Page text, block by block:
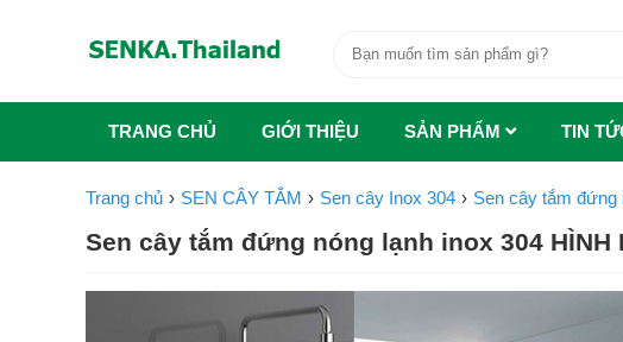
TRANG CHỦ GIỚI THIỆU SẢN PHẨM TIN
Trang chủ SEN CÂY TẮM Sen cây Inox 304 Sen cây tắm đứng
Sen cây tắm đứng nóng lạnh inox 304 HÌNH